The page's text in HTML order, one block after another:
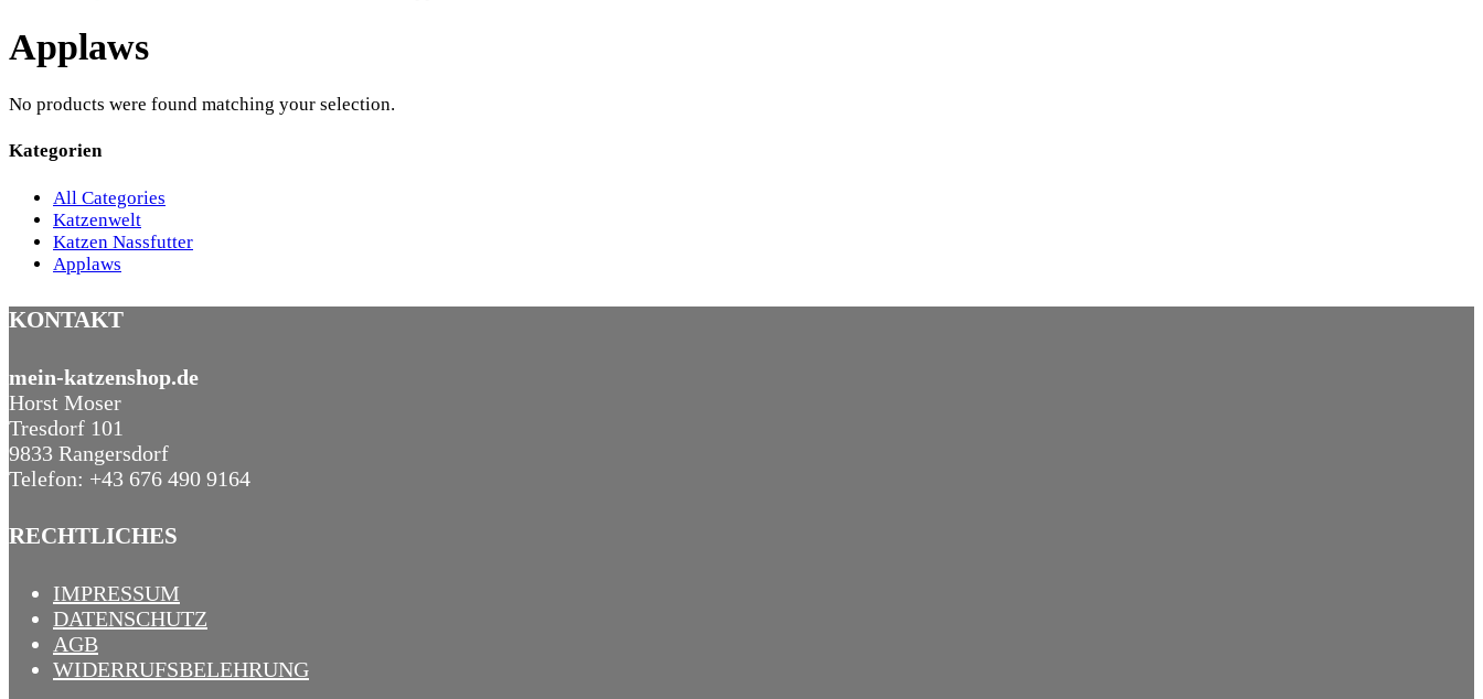
Applaws
No products were found matching your selection.
Kategorien
All Categories
Katzenwelt
Katzen Nassfutter
Applaws
KONTAKT
mein-katzenshop.de
Horst Moser
Tresdorf 101
9833 Rangersdorf
Telefon: +43 676 490 9164
RECHTLICHES
IMPRESSUM
DATENSCHUTZ
AGB
WIDERRUFSBELEHRUNG